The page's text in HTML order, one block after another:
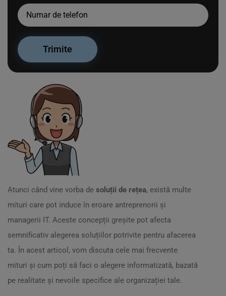
Atunci când vine vorba de soluții de rețea, există multe
mituri care pot induce în eroare antreprenorii și
managerii IT. Aceste concepții greșite pot afecta
semnificativ alegerea soluțiilor potrivite pentru afacerea
ta. În acest articol, vom discuta cele mai frecvente
mituri și cum poți să faci o alegere informatizată, bazată
pe realitate și nevoile specifice ale organizației tale.